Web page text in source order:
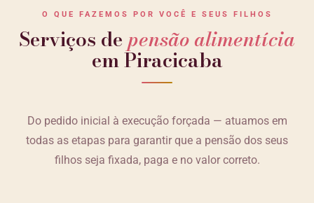
O QUE FAZEMOS POR VOCÊ E SEUS FILHOS
Serviços depensão alimentícia
em Piracicaba
Do pedido inicial à execução forçada — atuamos em
todas as etapas para garantir que a pensão dos seus
filhos seja fixada, paga e no valor correto.